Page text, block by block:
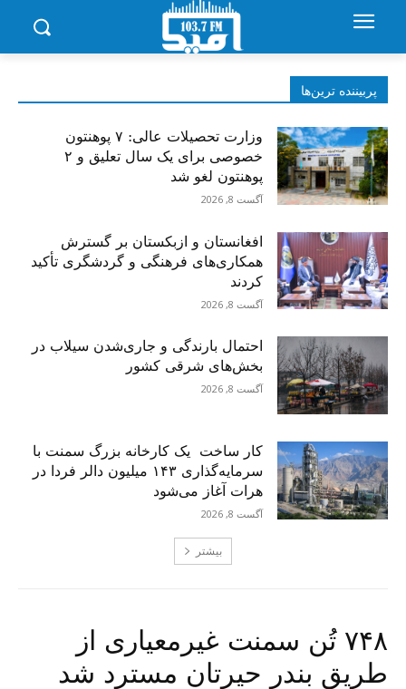
پربیننده‌ ترین‌ها
وزارت تحصیلات عالی: ۷ پوهنتون
خصوصی برای یک سال تعلیق و ۲
پوهنتون لغو شد
آگست 8, 2026
افغانستان و ازبکستان بر گسترش
همکاری‌های فرهنگی و گردشگری تأکید
کردند
آگست 8, 2026
احتمال بارندگی و جاری‌شدن سیلاب در
بخش‌های شرقی کشور
آگست 8, 2026
کار ساخت یک کارخانه بزرگ سمنت با
سرمایه‌گذاری ۱۴۳ میلیون دالر فردا در
هرات آغاز می‌شود
آگست 8, 2026
بیشتر
۷۴۸ تُن سمنت غیرمعیاری از
طریق بندر حیرتان مسترد شد